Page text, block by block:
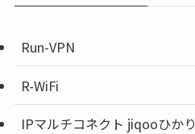
Run-VPN
R-WiFi
IPマルチコネクト jiqooひかり